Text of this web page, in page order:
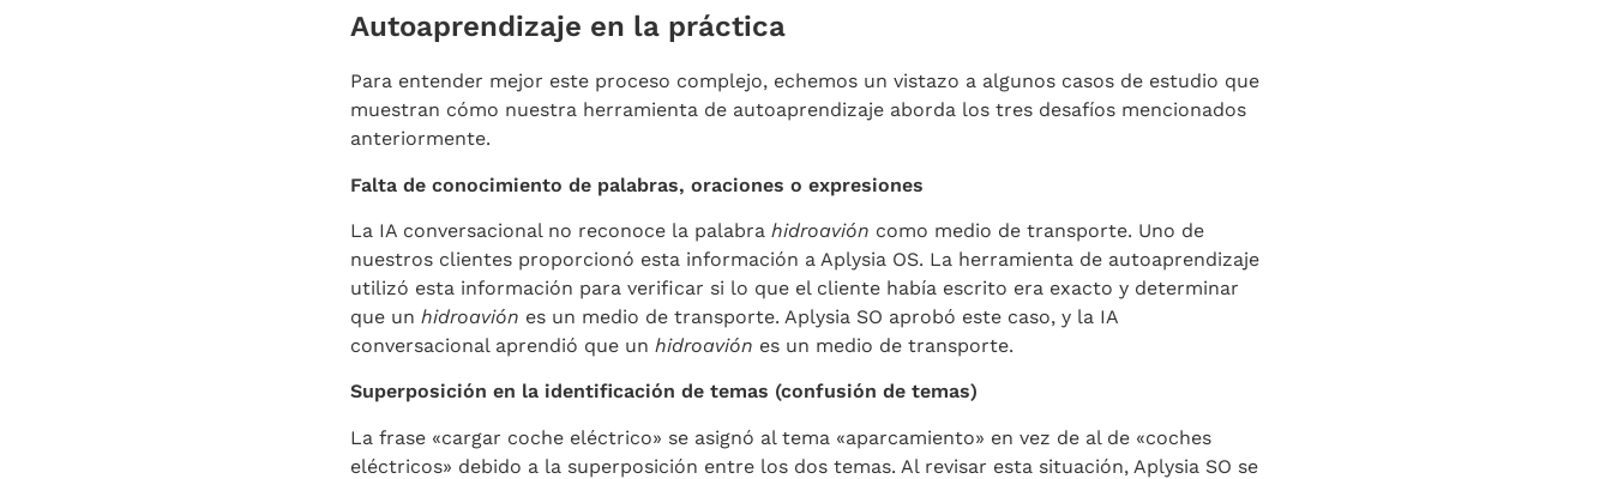
Autoaprendizaje en la práctica
Para entender mejor este proceso complejo, echemos un vistazo a algunos casos de estudio que
muestran cómo nuestra herramienta de autoaprendizaje aborda los tres desafíos mencionados
anteriormente.
Falta de conocimiento de palabras, oraciones o expresiones
La IA conversacional no reconoce la palabra hidroavión como medio de transporte. Uno de
nuestros clientes proporcionó esta información a Aplysia OS. La herramienta de autoaprendizaje
utilizó esta información para verificar si lo que el cliente había escrito era exacto y determinar
que un hidroavión es un medio de transporte. Aplysia SO aprobó este caso, y la IA
conversacional aprendió que un hidroavión es un medio de transporte.
Superposición en la identificación de temas (confusión de temas)
La frase «cargar coche eléctrico» se asignó al tema «aparcamiento» en vez de al de «coches
eléctricos» debido a la superposición entre los dos temas. Al revisar esta situación, Aplysia SO se